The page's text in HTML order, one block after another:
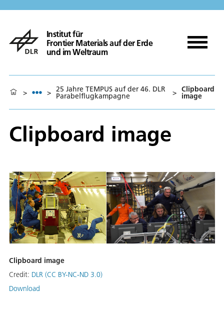
Institut für
Frontier Materials auf der Erde
und im Weltraum
> > 25 Jahre TEMPUS auf der 46. DLR
Parabelflugkampagne > Clipboard
image
Clipboard image
Clipboard image
Credit: DLR (CC BY-NC-ND 3.0)
Download